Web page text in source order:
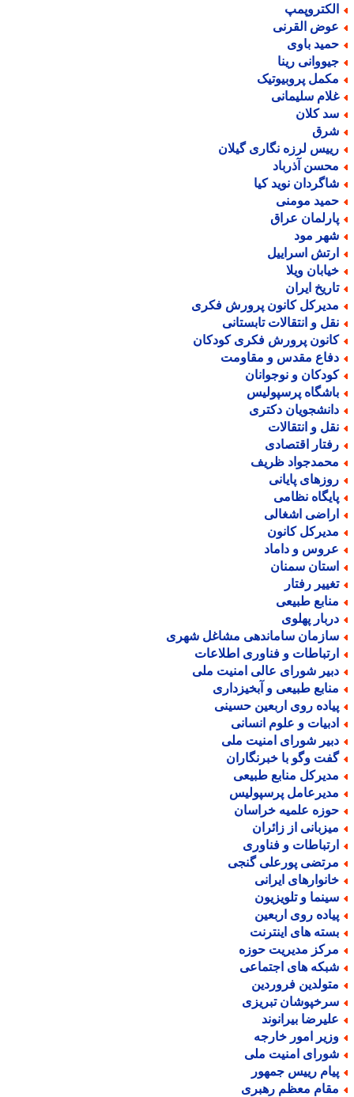
القرنی
باوی
رینا
پروبیوتیک
سلیمانی
کلان
لرزه نگاری گیلان
آذرباد
نوید کیا
مومنی
عراق
مود
اسراییل
ویلا
ایران
کانون پرورش فکری
و انتقالات تابستانی
پرورش فکری کودکان
مقدس و مقاومت
و نوجوانان
پرسپولیس
دکتری
و انتقالات
اقتصادی
ظریف
پایانی
نظامی
اشغالی
کانون
و داماد
سمنان
رفتار
طبیعی
پهلوی
ساماندهی مشاغل شهری
و فناوری اطلاعات
شورای عالی امنیت ملی
طبیعی و آبخیزداری
روی اربعین حسینی
و علوم انسانی
شورای امنیت ملی
وگو با خبرنگاران
منابع طبیعی
پرسپولیس
علمیه خراسان
از زائران
و فناوری
پورعلی گنجی
ایرانی
و تلویزیون
روی اربعین
های اینترنت
مدیریت حوزه
های اجتماعی
فروردین
تبریزی
بیرانوند
امور خارجه
امنیت ملی
رییس جمهور
معظم رهبری